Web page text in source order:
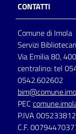
per
lettura
Seguici
su
CONTATTI
Comune di Imola
Servizi
Via Emilia 80,
centralino: tel
0542.602602
PEC
P.IVA
C.F.